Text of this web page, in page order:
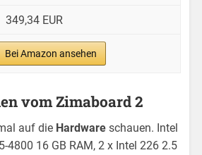
349,34 EUR
Bei Amazon ansehen
vom Zimaboard 2
auf die Hardwareschauen. Intel
4800 16 GB RAM, 2 x Intel 226 2.5